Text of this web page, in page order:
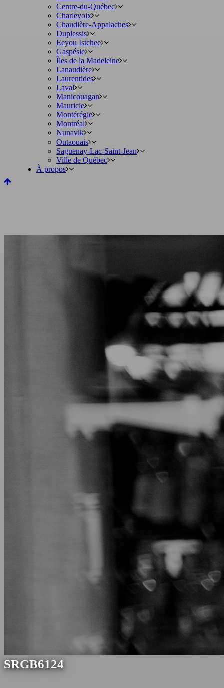
Centre-du-Québec
Charlevoix
Chaudière-Appalaches
Duplessis
Eeyou Istchee
Gaspésie
Îles de la Madeleine
Lanaudière
Laurentides
Laval
Manicouagan
Mauricie
Montérégie
Montréal
Nunavik
Outaouais
Saguenay-Lac-Saint-Jean
Ville de Québec
À propos
SRGB6124